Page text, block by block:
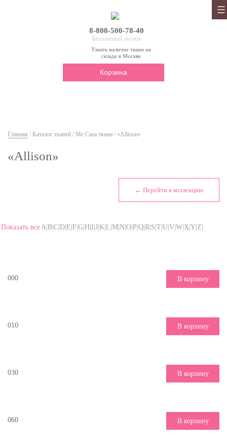
8-800-500-78-40
Бесплатный звонок
Узнать наличие ткани на
складе в Москве
Корзина
Главная / Каталог тканей / Me Casa ткани / «Allison»
«Allison»
← Перейти в коллекцию
Показать всеA|B|C|D|E|F|G|H|I|J|K|L|M|N|O|P|Q|R|S|T|U|V|W|X|Y|Z|
000 В корзину
010 В корзину
030 В корзину
060 В корзину